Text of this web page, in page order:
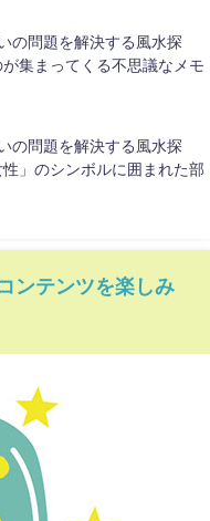
の問題を解決する風水探
集まってくる不思議なメモ
の問題を解決する風水探
」のシンボルに囲まれた部
ンテンツを楽しみ